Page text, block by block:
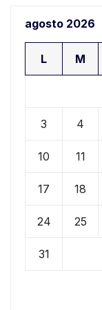
agosto 2026
L M
3 4
10 11
17 18
24 25
31